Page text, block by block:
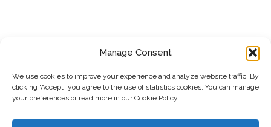
Manage Consent
We use cookies to improve your experience and analyze website traffic. By
clicking ‘Accept’, you agree to the use of statistics cookies. You can manage
your preferences or read more in our Cookie Policy.
Dërgo